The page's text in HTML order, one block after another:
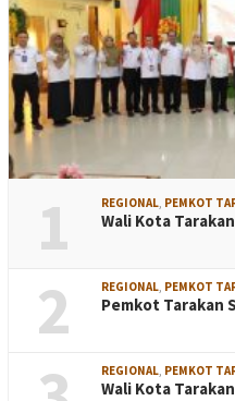
1 REGIONAL, PEMKOT
Wali Kota
2 REGIONAL, PEMKOT
Pemkot Tarakan
REGIONAL, PEMKOT
Wali Kota